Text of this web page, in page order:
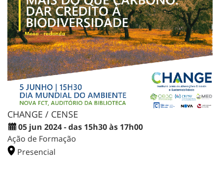
CHANGE / CENSE
05 jun 2024 - das 15h30 às 17h00
Ação de Formação
Presencial